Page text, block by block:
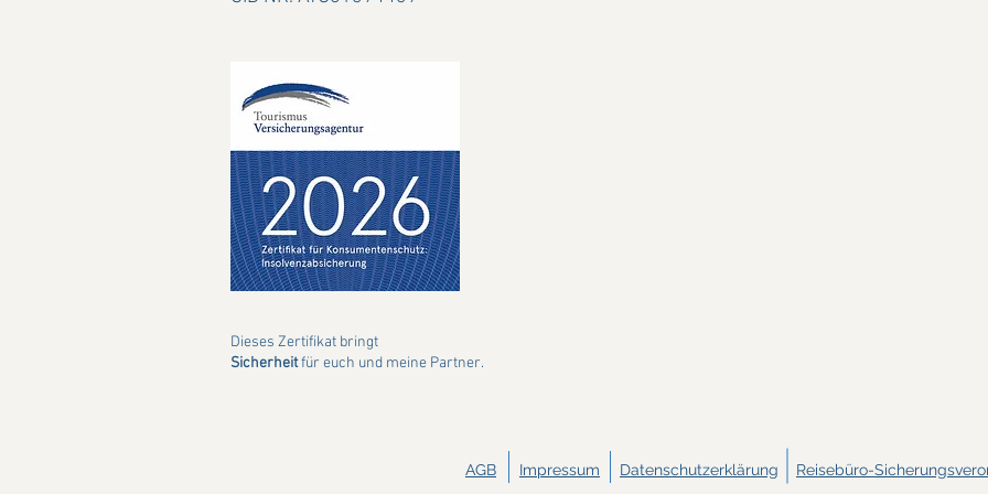
Dieses Zertifikat bringt
Sicherheitfür euch und meine Partner.
AGB Impressum Datenschutzerklärung Reisebüro-